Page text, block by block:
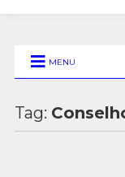
MENU
Tag: